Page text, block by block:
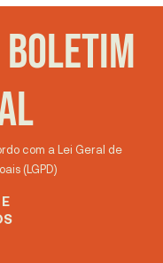
com a Lei Geral de
(LGPD)